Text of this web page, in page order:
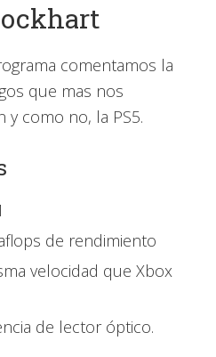
comentamos la
que mas nos
y como no, la PS5.
de rendimiento
velocidad que Xbox
de lector óptico.